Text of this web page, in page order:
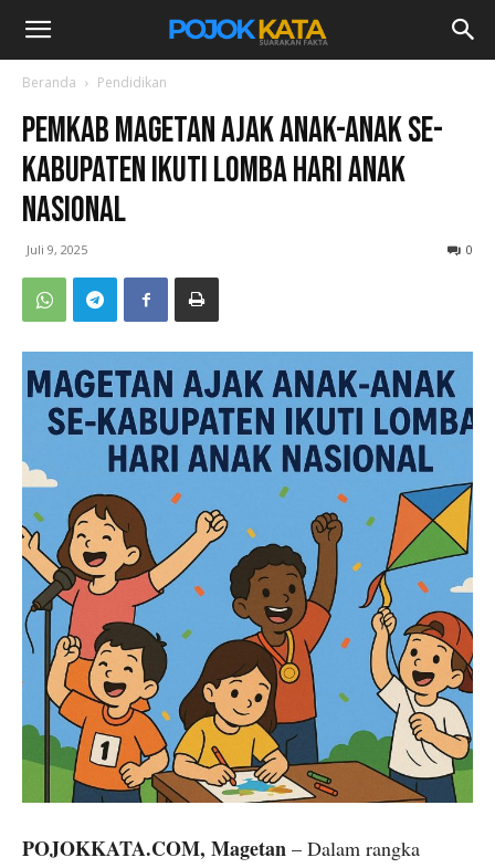
Beranda Pendidikan
Pemkab Magetan Ajak Anak-anak Se-
Kabupaten Ikuti Lomba Hari Anak
Nasional
Juli 9, 2025 0
POJOKKATA.COM, Magetan – Dalam rangka